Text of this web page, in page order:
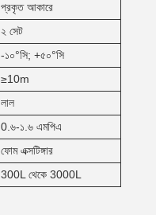
প্রকৃত আকারে
২ সেট
-১০°সি; +৫০°সি
≥10m
লাল
0.৬-১.৬ এমপিএ
ফোম এক্সটিঙ্গার
300L থেকে 3000L